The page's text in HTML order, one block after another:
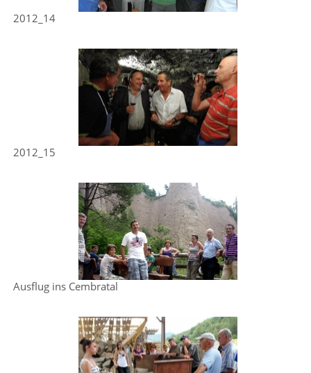
2012_14
2012_15
Ausflug ins Cembratal